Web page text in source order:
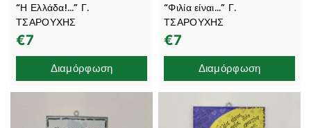
“Η Ελλάδα!…” Γ.
ΤΣΑΡΟΥΧΗΣ
€7
Διαμόρφωση
“Φιλία είναι…” Γ.
ΤΣΑΡΟΥΧΗΣ
€7
Διαμόρφωση